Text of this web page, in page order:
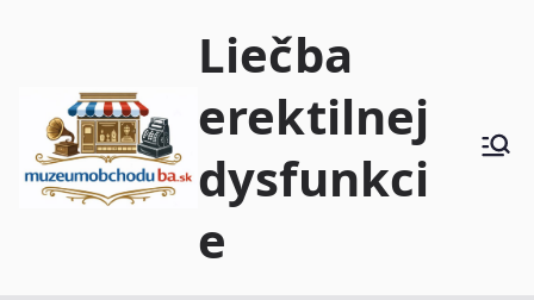
Liečba
erektilnej
dysfunkci
e